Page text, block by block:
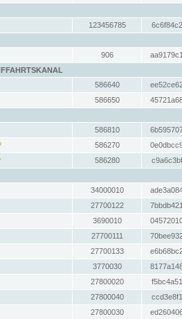
123456785
906
586640
586650
586810
586270
586280
34000010
27700122
3690010
27700111
27700133
3770030
27800020
27800040
27800030